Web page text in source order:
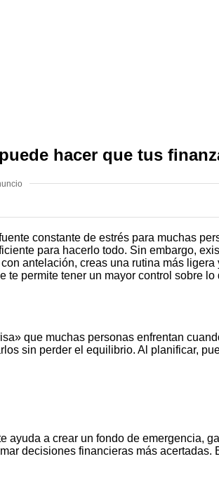
hacer que tus
constante de estrés para muchas
para hacerlo todo. Sin embargo,
antelación, creas una rutina más
permite tener un mayor control sobre
que muchas personas enfrentan
sin perder el equilibrio. Al planificar,
a crear un fondo de emergencia,
decisiones financieras más